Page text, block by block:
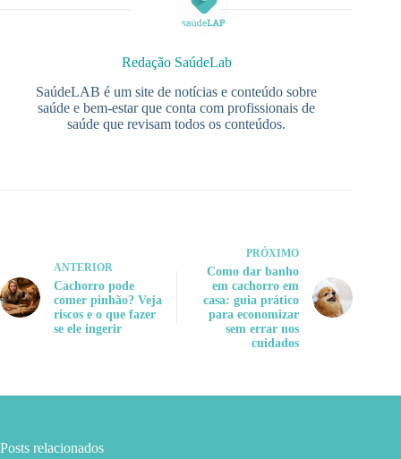
Redação SaúdeLab
SaúdeLAB é um site de notícias e conteúdo sobre
saúde e bem-estar que conta com profissionais de
saúde que revisam todos os conteúdos.
ANTERIOR
Cachorro pode
comer pinhão? Veja
riscos e o que fazer
se ele ingerir
PRÓXIMO
Como dar banho
em cachorro em
casa: guia prático
para economizar
sem errar nos
cuidados
Posts relacionados